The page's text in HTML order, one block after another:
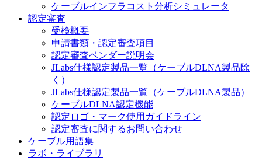
ケーブルインフラコスト分析シミュレータ
認定審査
受検概要
申請書類・認定審査項目
認定審査ベンダー説明会
JLabs仕様認定製品一覧（ケーブルDLNA製品除
く）
JLabs仕様認定製品一覧（ケーブルDLNA製品）
ケーブルDLNA認定機能
認定ロゴ・マーク使用ガイドライン
認定審査に関するお問い合わせ
ケーブル用語集
ラボ・ライブラリ